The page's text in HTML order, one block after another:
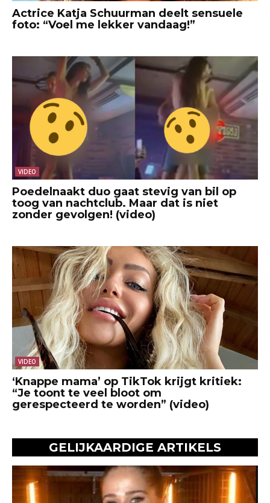
Actrice Katja Schuurman deelt sensuele
foto: “Voel me lekker vandaag!”
VIDEO
Poedelnaakt duo gaat stevig van bil op
toog van nachtclub. Maar dat is niet
zonder gevolgen! (video)
VIDEO
‘Knappe mama’ op TikTok krijgt kritiek:
“Je toont te veel bloot om
gerespecteerd te worden” (video)
GELIJKAARDIGE ARTIKELS